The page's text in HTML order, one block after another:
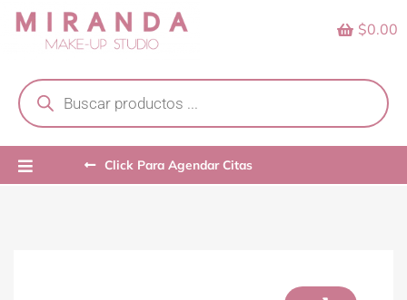
Skip
search
$0.00
Click Para Agendar Citas